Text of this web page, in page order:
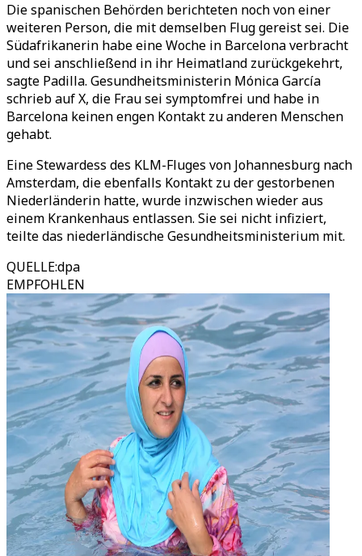
Die spanischen Behörden berichteten noch von einer
weiteren Person, die mit demselben Flug gereist sei. Die
Südafrikanerin habe eine Woche in Barcelona verbracht
und sei anschließend in ihr Heimatland zurückgekehrt,
sagte Padilla. Gesundheitsministerin Mónica García
schrieb auf X, die Frau sei symptomfrei und habe in
Barcelona keinen engen Kontakt zu anderen Menschen
gehabt.
Eine Stewardess des KLM-Fluges von Johannesburg nach
Amsterdam, die ebenfalls Kontakt zu der gestorbenen
Niederländerin hatte, wurde inzwischen wieder aus
einem Krankenhaus entlassen. Sie sei nicht infiziert,
teilte das niederländische Gesundheitsministerium mit.
QUELLE:dpa
EMPFOHLEN